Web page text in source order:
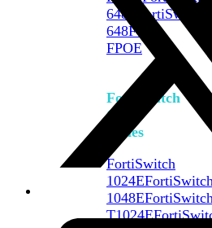
648F
FortiSwitch
648F-
FPOE
FortiSwitch
1000
Series
FortiSwitch
1024E
1048E
T1024E